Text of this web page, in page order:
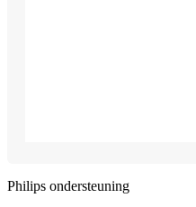
Philips ondersteuning